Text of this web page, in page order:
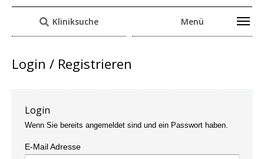
Kliniksuche Menü
Login / Registrieren
Login
Wenn Sie bereits angemeldet sind und ein Passwort haben.
E-Mail Adresse